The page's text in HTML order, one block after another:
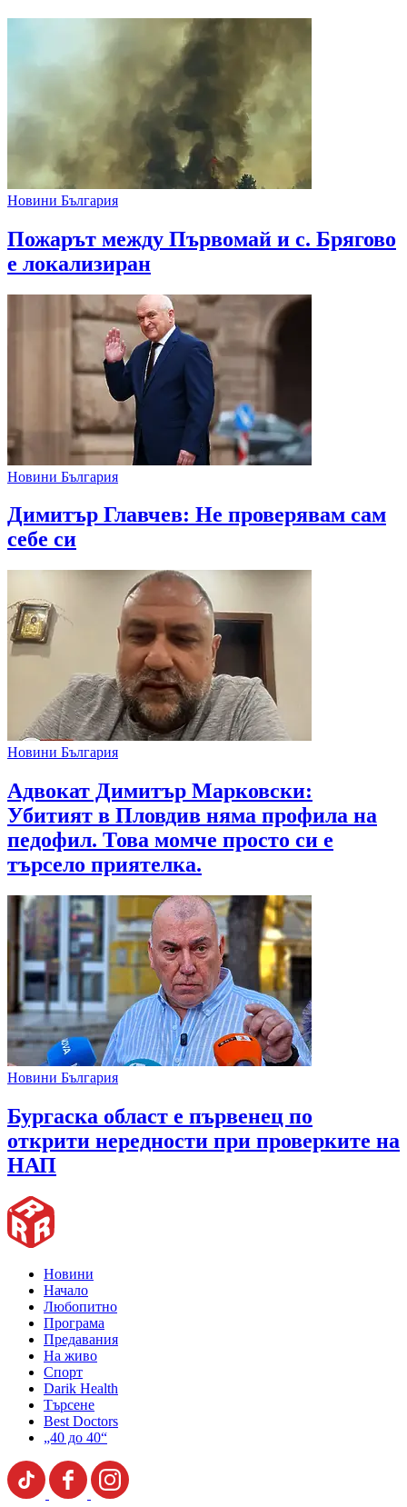
Новини България
Пожарът между Първомай и с. Брягово
е локализиран
Новини България
Димитър Главчев: Не проверявам сам
себе си
Новини България
Адвокат Димитър Марковски:
Убитият в Пловдив няма профила на
педофил. Това момче просто си е
търсело приятелка.
Новини България
Бургаска област е първенец по
открити нередности при проверките на
НАП
Новини
Начало
Любопитно
Програма
Предавания
На живо
Спорт
Darik Health
Търсене
Best Doctors
„40 до 40“